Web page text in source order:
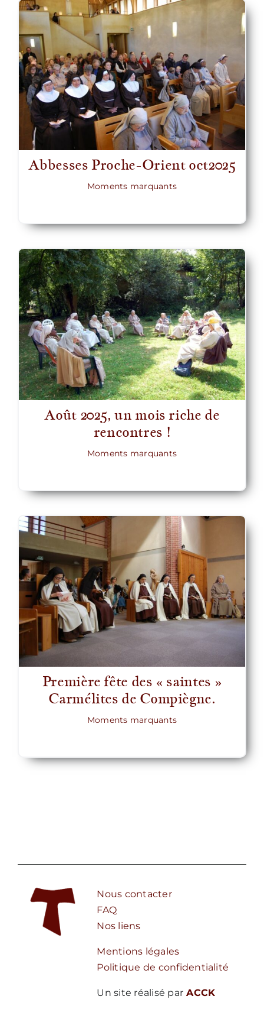
Abbesses Proche-Orient oct2025
Moments marquants
Août 2025, un mois riche de
rencontres !
Moments marquants
Première fête des « saintes »
Carmélites de Compiègne.
Moments marquants
Nous contacter
FAQ
Nos liens
Mentions légales
Politique de confidentialité
Un site réalisé par ACCK